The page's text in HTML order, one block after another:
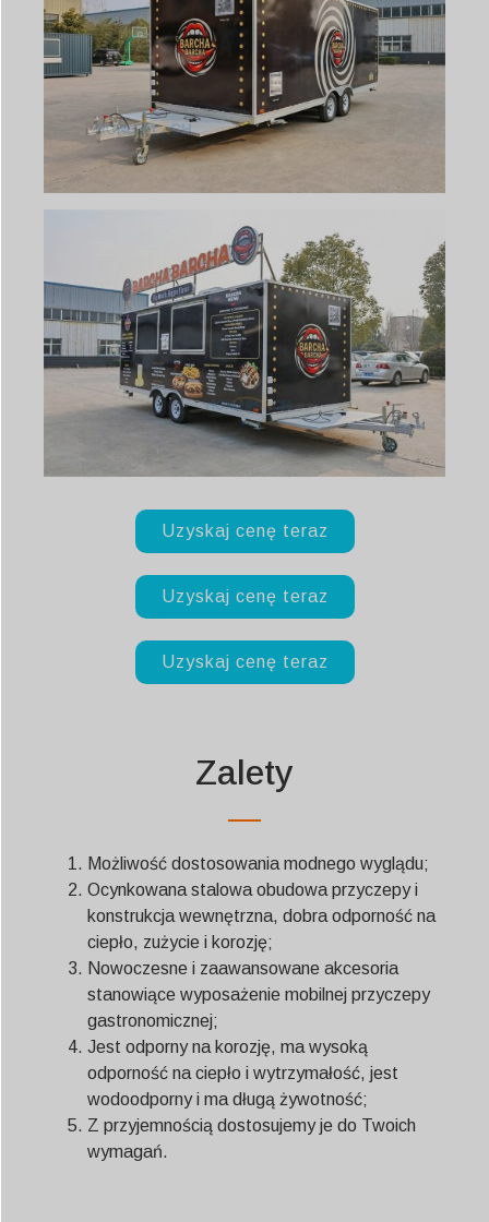
Uzyskaj cenę teraz
Uzyskaj cenę teraz
Uzyskaj cenę teraz
Zalety
Możliwość dostosowania modnego wyglądu;
Ocynkowana stalowa obudowa przyczepy i
konstrukcja wewnętrzna, dobra odporność na
ciepło, zużycie i korozję;
Nowoczesne i zaawansowane akcesoria
stanowiące wyposażenie mobilnej przyczepy
gastronomicznej;
Jest odporny na korozję, ma wysoką
odporność na ciepło i wytrzymałość, jest
wodoodporny i ma długą żywotność;
Z przyjemnością dostosujemy je do Twoich
wymagań.